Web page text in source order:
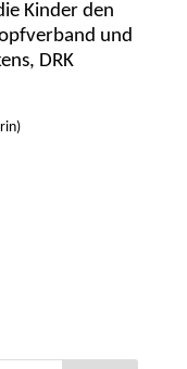
Kinder den
und
DRK